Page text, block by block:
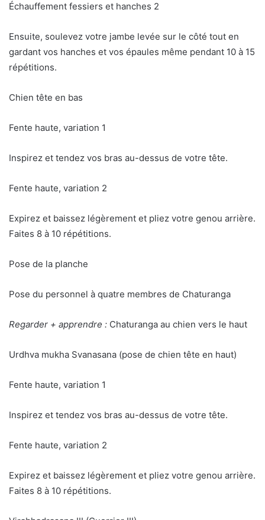
Échauffement fessiers et hanches 2
Ensuite, soulevez votre jambe levée sur le côté tout en
gardant vos hanches et vos épaules même pendant 10 à 15
répétitions.
Chien tête en bas
Fente haute, variation 1
Inspirez et tendez vos bras au-dessus de votre tête.
Fente haute, variation 2
Expirez et baissez légèrement et pliez votre genou arrière.
Faites 8 à 10 répétitions.
Pose de la planche
Pose du personnel à quatre membres de Chaturanga
Regarder + apprendre : Chaturanga au chien vers le haut
Urdhva mukha Svanasana (pose de chien tête en haut)
Fente haute, variation 1
Inspirez et tendez vos bras au-dessus de votre tête.
Fente haute, variation 2
Expirez et baissez légèrement et pliez votre genou arrière.
Faites 8 à 10 répétitions.